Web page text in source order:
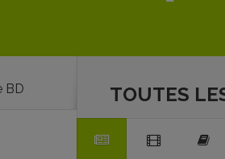
BD
TOUTES